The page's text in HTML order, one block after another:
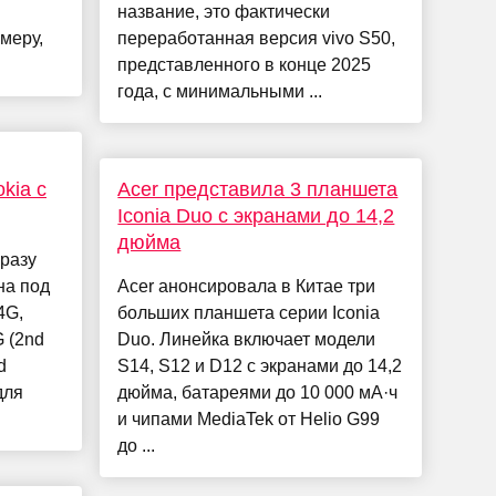
с
под
(2nd
название, это фактически
переработанная версия vivo S50,
представленного в конце 2025
года, с минимальными ...
Acer представила 3 планшета
Iconia Duo с экранами до 14,2
дюйма
Acer анонсировала в Китае три
больших планшета серии Iconia
Duo. Линейка включает модели
S14, S12 и D12 с экранами до 14,2
дюйма, батареями до 10 000 мА·ч
и чипами MediaTek от Helio G99
до ...